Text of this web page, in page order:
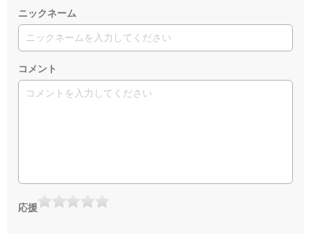
ニックネーム
コメント
応援